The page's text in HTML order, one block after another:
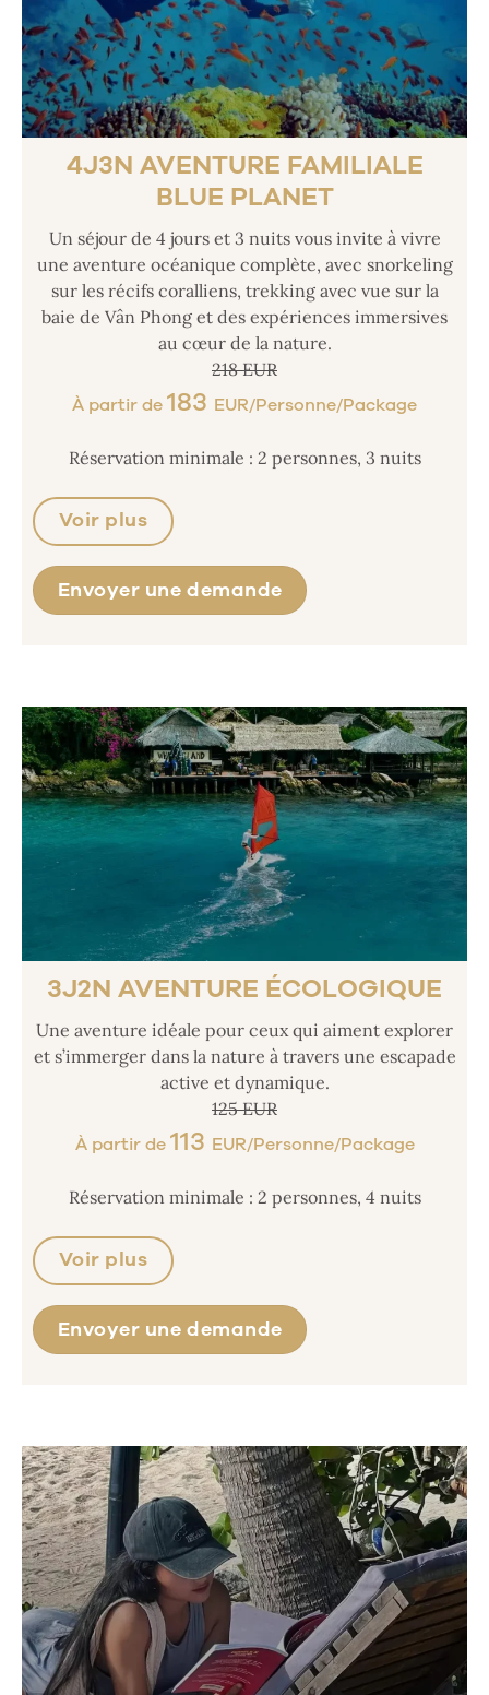
4J3N AVENTURE FAMILIALE
BLUE PLANET
Un séjour de 4 jours et 3 nuits vous invite à vivre
une aventure océanique complète, avec snorkeling
sur les récifs coralliens, trekking avec vue sur la
baie de Vân Phong et des expériences immersives
au cœur de la nature.
218 EUR
À partir de 183 EUR/Personne/Package
Réservation minimale : 2 personnes, 3 nuits
Voir plus
Envoyer une demande
3J2N AVENTURE ÉCOLOGIQUE
Une aventure idéale pour ceux qui aiment explorer
et s’immerger dans la nature à travers une escapade
active et dynamique.
125 EUR
À partir de 113 EUR/Personne/Package
Réservation minimale : 2 personnes, 4 nuits
Voir plus
Envoyer une demande